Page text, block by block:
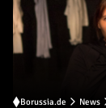
Borussia.de News